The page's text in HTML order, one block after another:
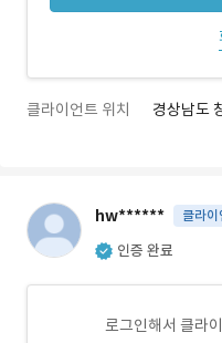
클라이언트 위치 경상남도
hw****** 클라이
인증 완료
로그인해서 클라